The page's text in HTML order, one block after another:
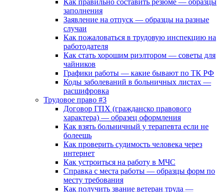
Как правильно составить резюме — образцы
заполнения
Заявление на отпуск — образцы на разные
случаи
Как пожаловаться в трудовую инспекцию на
работодателя
Как стать хорошим риэлтором — советы для
чайников
Графики работы — какие бывают по ТК РФ
Коды заболеваний в больничных листах —
расшифровка
Трудовое право #3
Договор ГПХ (гражданско правового
характера) — образец оформления
Как взять больничный у терапевта если не
болеешь
Как проверить судимость человека через
интернет
Как устроиться на работу в МЧС
Справка с места работы — образцы форм по
месту требования
Как получить звание ветеран труда —